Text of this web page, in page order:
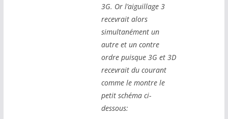
3G. Or l’aiguillage 3
recevrait alors
simultanément un
autre et un contre
ordre puisque 3G et 3D
recevrait du courant
comme le montre le
petit schéma ci-
dessous: